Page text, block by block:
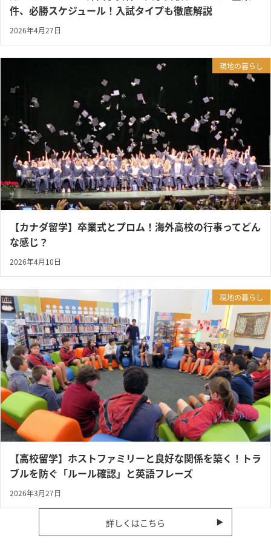
件、必勝スケジュール！入試タイプも徹底解説
2026年4月27日
現地の暮らし
【カナダ留学】卒業式とプロム！海外高校の行事ってどん
な感じ？
2026年4月10日
現地の暮らし
【高校留学】ホストファミリーと良好な関係を築く！トラ
ブルを防ぐ「ルール確認」と英語フレーズ
2026年3月27日
詳しくはこちら